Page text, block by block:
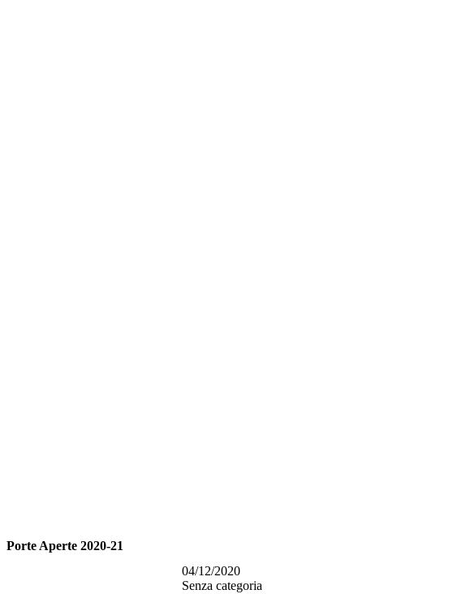
Porte Aperte 2020-21
04/12/2020
Senza categoria